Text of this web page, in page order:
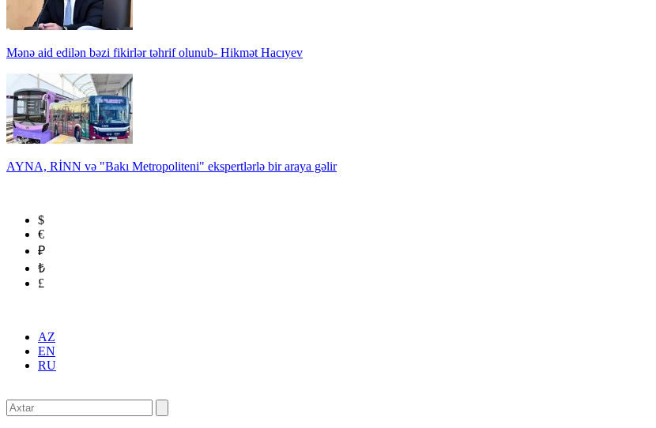
Mənə aid edilən bəzi fikirlər təhrif olunub- Hikmət Hacıyev
AYNA, RİNN və "Bakı Metropoliteni" ekspertlərlə bir araya gəlir
$
€
₽
₺
£
AZ
EN
RU